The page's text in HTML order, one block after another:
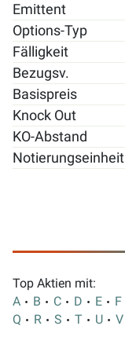
Emittent
Options-Typ
Fälligkeit
Bezugsv.
Basispreis
Knock Out
KO-Abstand
Notierungseinheit
Top Aktien mit:
A
B C D E F
Q
R S T U V